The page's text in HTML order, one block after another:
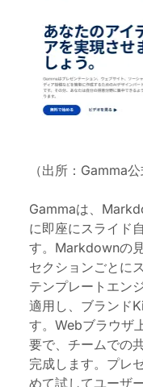
（出所：Gamma
Gammaは、
に即座にスライド
す。Markdownの
セクションごとに
テンプレートエン
適用し、ブランド
す。Webブラウザ
要で、チームでの
完成します。プレ
めて試してユーザ